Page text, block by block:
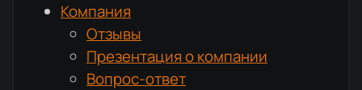
Компания
Отзывы
Презентация о компании
Вопрос-ответ